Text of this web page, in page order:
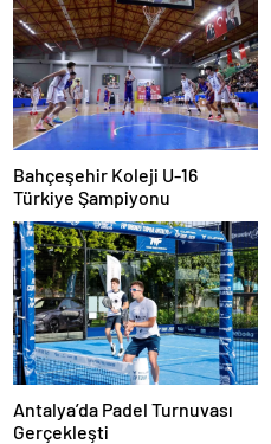
Bahçeşehir Koleji U-16
Türkiye Şampiyonu
Antalya’da Padel Turnuvası
Gerçekleşti